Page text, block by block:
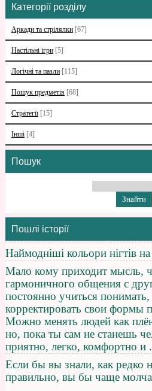
Категорії розділу
Аркади та стрілялки [67]
Настільні ігри [5]
Логічні та пазли [115]
Пошук предметів [68]
Стратегії [15]
Інші [4]
Пошук
Пошлі історії